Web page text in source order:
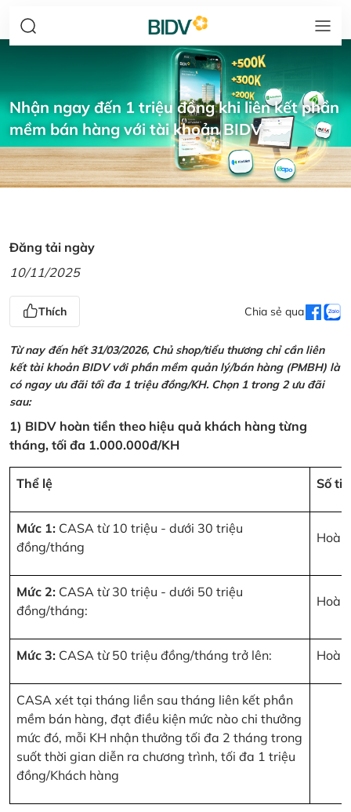
Nhận ngay đến 1 triệu đồng khi liên kết phần
mềm bán hàng với tài khoản BIDV
Đăng tải ngày
10/11/2025
Thích Chia sẻ qua
Từ nay đến hết 31/03/2026, Chủ shop/tiểu thương chỉ cần liên
kết tài khoản BIDV với phần mềm quản lý/bán hàng (PMBH) là
có ngay ưu đãi tối đa 1 triệu đồng/KH. Chọn 1 trong 2 ưu đãi
sau:
1) BIDV hoàn tiền theo hiệu quả khách hàng từng
tháng, tối đa 1.000.000đ/KH
Thể lệ Số
Mức 1: CASA từ 10 triệu - dưới 30 triệu
đồng/tháng
Mức 2: CASA từ 30 triệu - dưới 50 triệu
đồng/tháng:
Mức 3: CASA từ 50 triệu đồng/tháng trở lên:
CASA xét tại tháng liền sau tháng liên kết phần
mềm bán hàng, đạt điều kiện mức nào chi thưởng
mức đó, mỗi KH nhận thưởng tối đa 2 tháng trong
suốt thời gian diễn ra chương trình, tối đa 1 triệu
đồng/Khách hàng